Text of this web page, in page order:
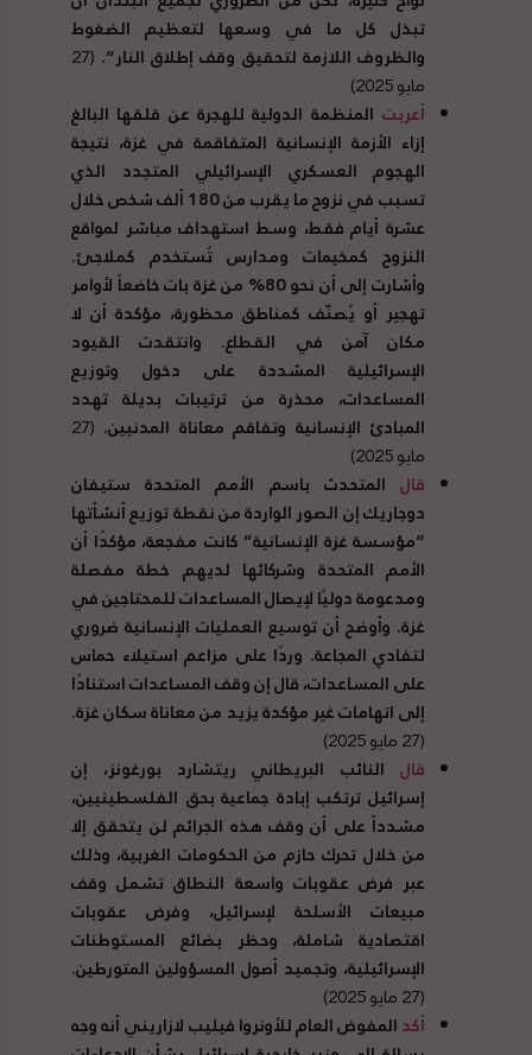
تبذل كل ما في وسعها لتعظيم الضغوط
والظروف اللازمة لتحقيق وقف إطلاق النار“.
(27
مايو 2025)
أعربت المنظمة الدولية للهجرة عن قلقها البالغ
إزاء الأزمة الإنسانية المتفاقمة في غزة، نتيجة
الهجوم العسكري الإسرائيلي المتجدد الذي
تسبب في نزوح ما يقرب من180ألف شخص خلال
عشرة أيام فقط، وسط استهداف مباشر لمواقع
النزوح كمخيمات ومدارس تُستخدم كملاجئ.
وأشارت إلى أن نحو80%
من غزة بات خاضعاً لأوامر
تهجير أو يُصنّف كمناطق محظورة، مؤكدة أن لا
مكان آمن في القطاع. وانتقدت القيود
الإسرائيلية المشددة على دخول وتوزيع
المساعدات، محذرة من ترتيبات بديلة تهدد
المبادئ الإنسانية وتفاقم معاناة المدنيين.
(27
مايو 2025)
قال المتحدث باسم الأمم المتحدة ستيفان
دوجاريك إن الصور الواردة من نقطة توزيع أنشأتها
“مؤسسة غزة الإنسانية” كانت مفجعة، مؤكدًا أن
الأمم المتحدة وشركائها لديهم خطة مفصلة
ومدعومة دوليًا لإيصال المساعدات للمحتاجين في
غزة. وأوضح أن توسيع العمليات الإنسانية ضروري
لتفادي المجاعة. وردًا على مزاعم استيلاء حماس
على المساعدات، قال إن وقف المساعدات استنادًا
إلى اتهامات غير مؤكدة يزيد من معاناة سكان غزة.
(27 مايو 2025)
قال النائب البريطاني ريتشارد بورغونز، إن
إسرائيل ترتكب إبادة جماعية بحق الفلسطينيين،
مشدداً على أن وقف هذه الجرائم لن يتحقق إلا
من خلال تحرك حازم من الحكومات الغربية، وذلك
عبر فرض عقوبات واسعة النطاق تشمل وقف
مبيعات الأسلحة لإسرائيل، وفرض عقوبات
اقتصادية شاملة، وحظر بضائع المستوطنات
الإسرائيلية، وتجميد أصول المسؤولين المتورطين.
(27 مايو 2025)
أكدالمفوض العام للأونروا فيليب لازاريني أنه وجه